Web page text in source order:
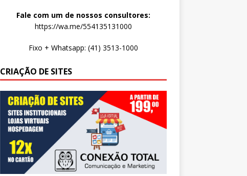
Fale com um de nossos consultores:
https://wa.me/554135131000
Fixo + Whatsapp: (41) 3513-1000
CRIAÇÃO DE SITES